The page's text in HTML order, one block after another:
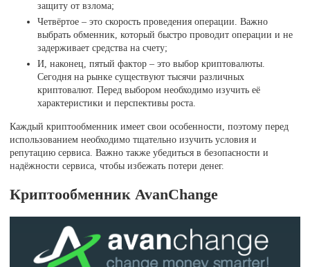
защиту от взлома;
Четвёртое – это скорость проведения операции. Важно
выбрать обменник, который быстро проводит операции и не
задерживает средства на счету;
И, наконец, пятый фактор – это выбор криптовалюты.
Сегодня на рынке существуют тысячи различных
криптовалют. Перед выбором необходимо изучить её
характеристики и перспективы роста.
Каждый криптообменник имеет свои особенности, поэтому перед
использованием необходимо тщательно изучить условия и
репутацию сервиса. Важно также убедиться в безопасности и
надёжности сервиса, чтобы избежать потери денег.
Криптообменник AvanChange